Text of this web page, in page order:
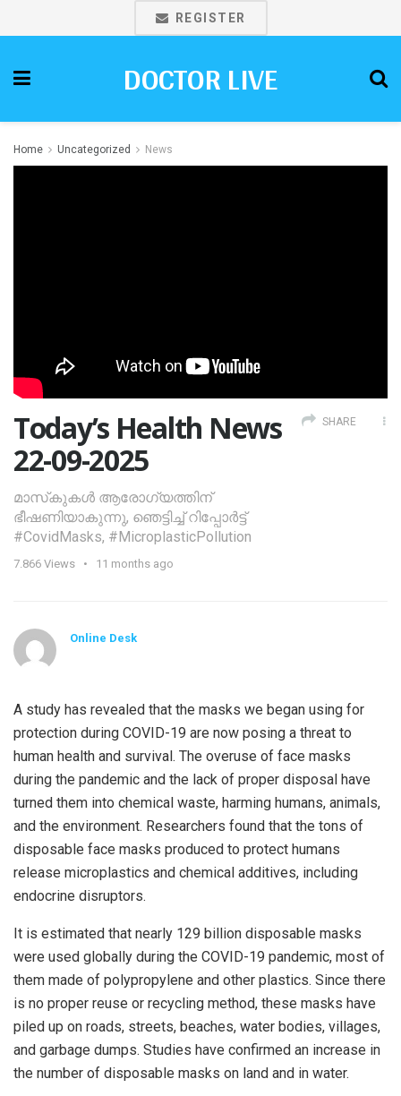
REGISTER
DOCTOR LIVE
Home Uncategorized News
Today’s Health News
22-09-2025
മാസ്‌കുകൾ ആരോഗ്യത്തിന്
ഭീഷണിയാകുന്നു, ഞെട്ടിച്ച് റിപ്പോർട്ട്
#CovidMasks, #MicroplasticPollution
7.866 Views 11 months ago
SHARE
Online Desk
A study has revealed that the masks we began using for
protection during COVID-19 are now posing a threat to
human health and survival. The overuse of face masks
during the pandemic and the lack of proper disposal have
turned them into chemical waste, harming humans, animals,
and the environment. Researchers found that the tons of
disposable face masks produced to protect humans
release microplastics and chemical additives, including
endocrine disruptors.
It is estimated that nearly 129 billion disposable masks
were used globally during the COVID-19 pandemic, most of
them made of polypropylene and other plastics. Since there
is no proper reuse or recycling method, these masks have
piled up on roads, streets, beaches, water bodies, villages,
and garbage dumps. Studies have confirmed an increase in
the number of disposable masks on land and in water.